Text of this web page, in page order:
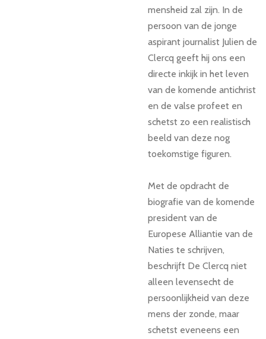
mensheid zal zijn. In de
persoon van de jonge
aspirant journalist Julien de
Clercq geeft hij ons een
directe inkijk in het leven
van de komende antichrist
en de valse profeet en
schetst zo een realistisch
beeld van deze nog
toekomstige figuren.
Met de opdracht de
biografie van de komende
president van de
Europese Alliantie van de
Naties te schrijven,
beschrijft De Clercq niet
alleen levensecht de
persoonlijkheid van deze
mens der zonde, maar
schetst eveneens een